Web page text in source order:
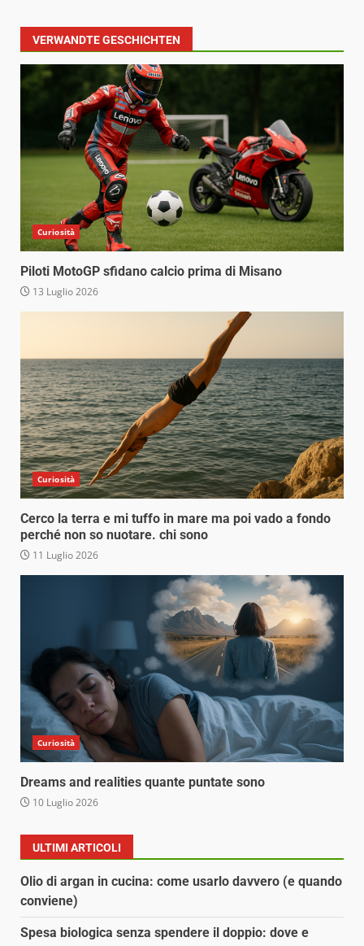
VERWANDTE GESCHICHTEN
Curiosità
Piloti MotoGP sfidano calcio prima di Misano
13 Luglio 2026
Curiosità
Cerco la terra e mi tuffo in mare ma poi vado a fondo
perché non so nuotare. chi sono
11 Luglio 2026
Curiosità
Dreams and realities quante puntate sono
10 Luglio 2026
ULTIMI ARTICOLI
Olio di argan in cucina: come usarlo davvero (e quando
conviene)
Spesa biologica senza spendere il doppio: dove e